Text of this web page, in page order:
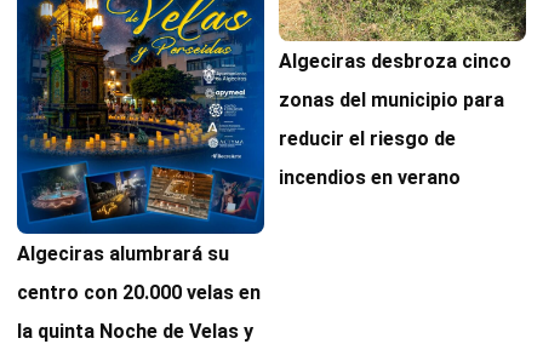
Algeciras alumbrará su
centro con 20.000 velas en
la quinta Noche de Velas y
Algeciras desbroza cinco
zonas del municipio para
reducir el riesgo de
incendios en verano